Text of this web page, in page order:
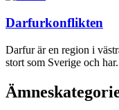
Darfurkonflikten
Darfur är en region i
stort som Sverige och